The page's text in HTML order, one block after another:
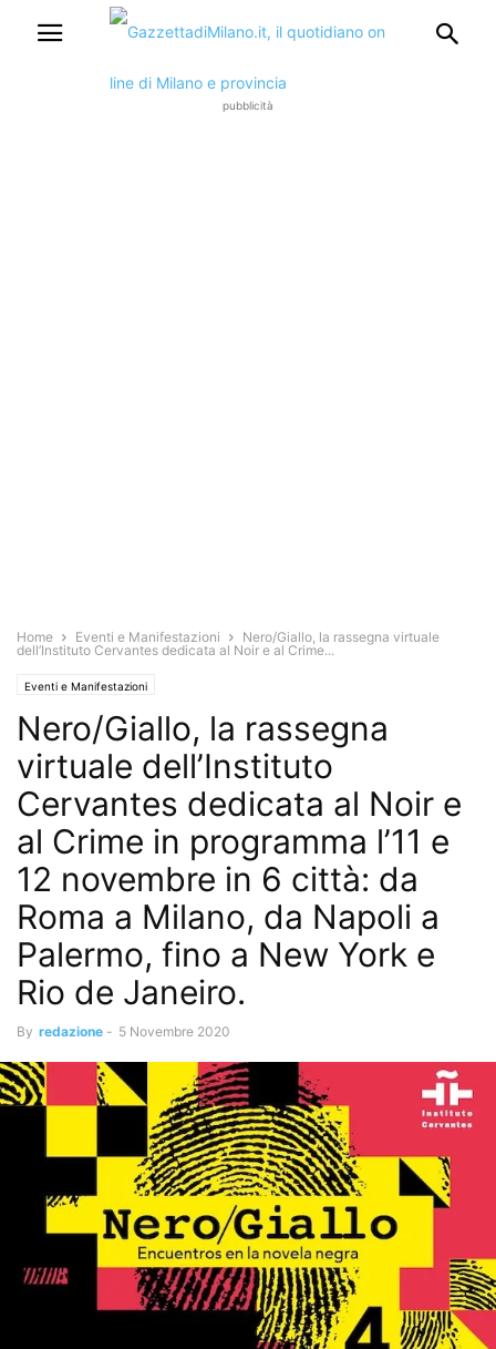
pubblicità
Home Eventi e Manifestazioni
Nero/Giallo, la rassegna virtuale
dell’Instituto Cervantes dedicata al Noir e al Crime...
Eventi e Manifestazioni
Nero/Giallo, la rassegna
virtuale dell’Instituto
Cervantes dedicata al Noir e
al Crime in programma l’11 e
12 novembre in 6 città: da
Roma a Milano, da Napoli a
Palermo, fino a New York e
Rio de Janeiro.
By redazione - 5 Novembre 2020